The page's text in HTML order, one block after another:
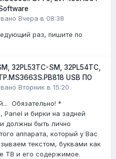
Вчера в 08:38
раз, пишите по
32PL53TC-SM, 32PL54TC,
USB ПО
Вторник в 15:20
Обязательно! *
Panel и бирки на задней
должны быть лично
аппарата, который у Вас
текстом, буквами как
ТВ и его содержимое.